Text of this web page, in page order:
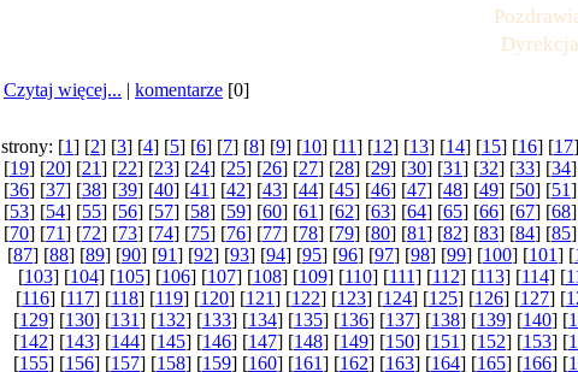
Czytaj więcej... | komentarze [0]
strony: [1] [2] [3] [4] [5] [6] [7] [8] [9] [10] [11] [12] [13] [14] [15] [16] [17
[19] [20] [21] [22] [23] [24] [25] [26] [27] [28] [29] [30] [31] [32] [33] [34
[36] [37] [38] [39] [40] [41] [42] [43] [44] [45] [46] [47] [48] [49] [50] [51
[53] [54] [55] [56] [57] [58] [59] [60] [61] [62] [63] [64] [65] [66] [67] [68
[70] [71] [72] [73] [74] [75] [76] [77] [78] [79] [80] [81] [82] [83] [84] [85
[87] [88] [89] [90] [91] [92] [93] [94] [95] [96] [97] [98] [99] [100] [101] [
[103] [104] [105] [106] [107] [108] [109] [110] [111] [112] [113] [114] [
[116] [117] [118] [119] [120] [121] [122] [123] [124] [125] [126] [127] [
[129] [130] [131] [132] [133] [134] [135] [136] [137] [138] [139] [140] [
[142] [143] [144] [145] [146] [147] [148] [149] [150] [151] [152] [153] [
[155] [156] [157] [158] [159] [160] [161] [162] [163] [164] [165] [166] [